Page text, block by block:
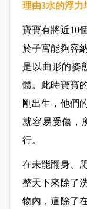
理由3水的浮力
寶寶有將近10
於子宮能夠容
是以曲形的姿
體。此時寶寶
剛出生，他們
就容易受傷，
行。
在未能翻身、
整天下來除了
物內，這除了